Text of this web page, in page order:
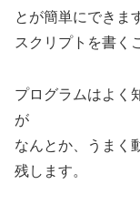
とが簡単にできま
スクリプトを書く
プログラムはよく
が
なんとか、うまく
残します。